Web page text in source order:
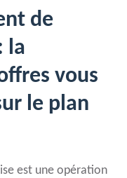
de
la
vous
le plan
est une opération